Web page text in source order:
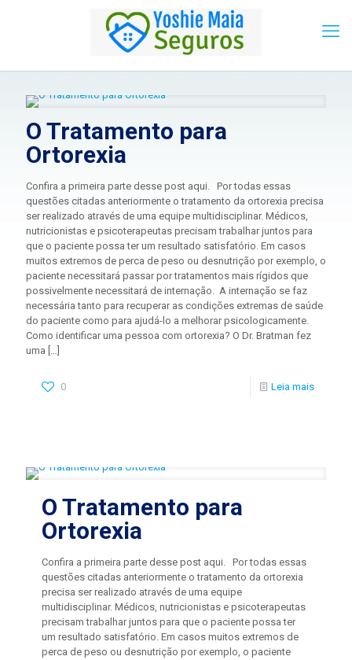
O Tratamento para
Ortorexia
Confira a primeira parte desse post aqui. Por todas essas
questões citadas anteriormente o tratamento da ortorexia precisa
ser realizado através de uma equipe multidisciplinar. Médicos,
nutricionistas e psicoterapeutas precisam trabalhar juntos para
que o paciente possa ter um resultado satisfatório. Em casos
muitos extremos de perca de peso ou desnutrição por exemplo, o
paciente necessitará passar por tratamentos mais rígidos que
possivelmente necessitará de internação. A internação se faz
necessária tanto para recuperar as condições extremas de saúde
do paciente como para ajudá-lo a melhorar psicologicamente.
Como identificar uma pessoa com ortorexia? O Dr. Bratman fez
uma […]
0 Leia mais
O Tratamento para
Ortorexia
Confira a primeira parte desse post aqui. Por todas essas
questões citadas anteriormente o tratamento da ortorexia
precisa ser realizado através de uma equipe
multidisciplinar. Médicos, nutricionistas e psicoterapeutas
precisam trabalhar juntos para que o paciente possa ter
um resultado satisfatório. Em casos muitos extremos de
perca de peso ou desnutrição por exemplo, o paciente